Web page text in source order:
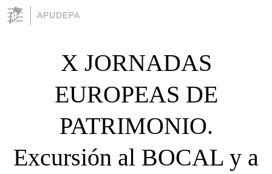
APUDEPA
X JORNADAS
EUROPEAS DE
PATRIMONIO.
Excursión al BOCAL y a